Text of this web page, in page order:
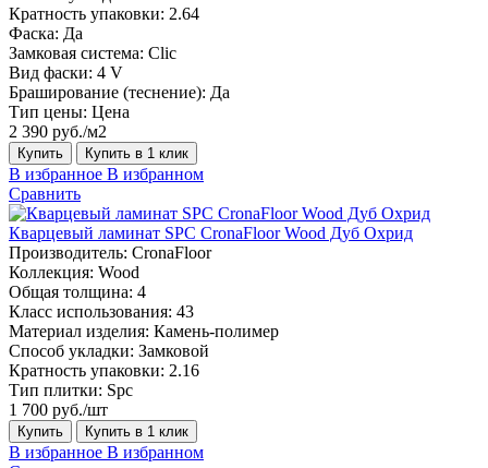
Кратность упаковки: 2.64
Фаска: Да
Замковая система: Сlic
Вид фаски: 4 V
Браширование (теснение): Да
Тип цены: Цена
2 390 руб./м2
Купить Купить в 1 клик
В избранное В избранном
Сравнить
Кварцевый ламинат SPC CronaFloor Wood Дуб Охрид
Производитель: CronaFloor
Коллекция: Wood
Общая толщина: 4
Класс использования: 43
Материал изделия: Камень-полимер
Способ укладки: Замковой
Кратность упаковки: 2.16
Тип плитки: Spc
1 700 руб./шт
Купить Купить в 1 клик
В избранное В избранном